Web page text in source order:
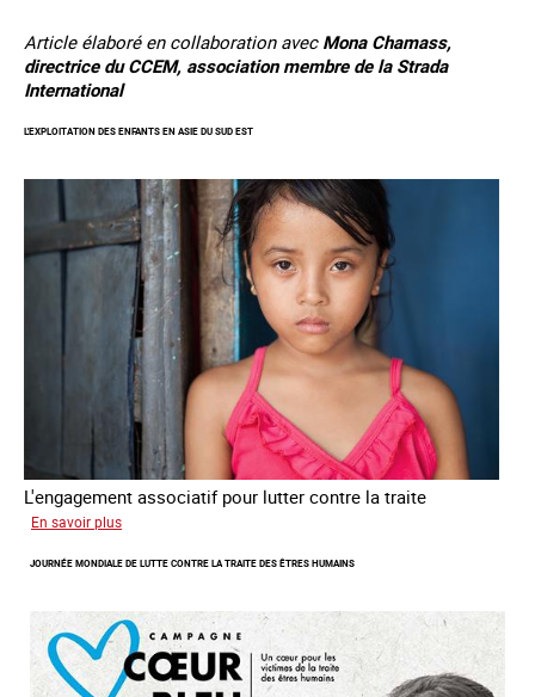
Article élaboré en collaboration avec Mona Chamass,
directrice du CCEM, association membre de la Strada
International
L'EXPLOITATION DES ENFANTS EN ASIE DU SUD EST
L'engagement associatif pour lutter contre la traite
En savoir plus
des
en
Asie
du
sud
JOURNÉE MONDIALE DE LUTTE CONTRE LA TRAITE DES ÊTRES HUMAINS